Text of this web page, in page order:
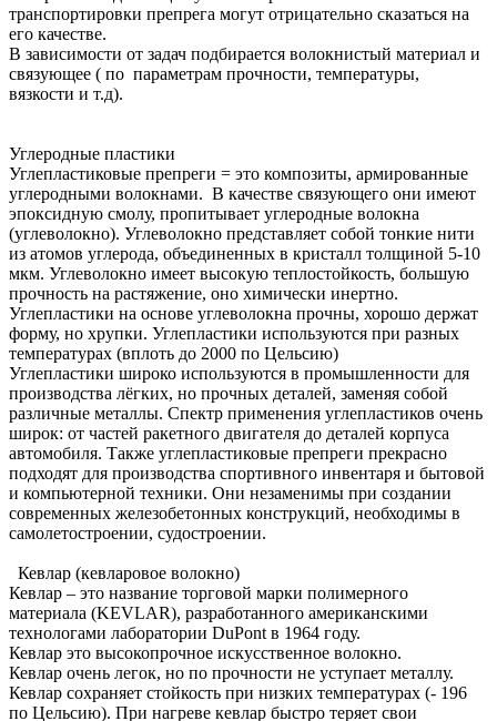
транспортировки препрега могут отрицательно сказаться на
его качестве.
В зависимости от задач подбирается волокнистый материал и
связующее ( по параметрам прочности, температуры,
вязкости и т.д).
Углеродные пластики
Углепластиковые препреги = это композиты, армированные
углеродными волокнами. В качестве связующего они имеют
эпоксидную смолу, пропитывает углеродные волокна
(углеволокно). Углеволокно представляет собой тонкие нити
из атомов углерода, объединенных в кристалл толщиной 5-10
мкм. Углеволокно имеет высокую теплостойкость, большую
прочность на растяжение, оно химически инертно.
Углепластики на основе углеволокна прочны, хорошо держат
форму, но хрупки. Углепластики используются при разных
температурах (вплоть до 2000 по Цельсию)
Углепластики широко используются в промышленности для
производства лёгких, но прочных деталей, заменяя собой
различные металлы. Спектр применения углепластиков очень
широк: от частей ракетного двигателя до деталей корпуса
автомобиля. Также углепластиковые препреги прекрасно
подходят для производства спортивного инвентаря и бытовой
и компьютерной техники. Они незаменимы при создании
современных железобетонных конструкций, необходимы в
самолетостроении, судостроении.
Кевлар (кевларовое волокно)
Кевлар – это название торговой марки полимерного
материала (KEVLAR), разработанного американскими
технологами лаборатории DuPont в 1964 году.
Кевлар это высокопрочное искусственное волокно.
Кевлар очень легок, но по прочности не уступает металлу.
Кевлар сохраняет стойкость при низких температурах (- 196
по Цельсию). При нагреве кевлар быстро теряет свои